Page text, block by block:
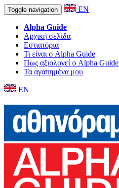
Toggle navigation EN
Alpha Guide
Αρχική σελίδα
Εστιατόρια
Τι είναι ο Alpha Guide
Πως αξιολογεί ο Alpha Guide
Τα αγαπημένα μου
EN